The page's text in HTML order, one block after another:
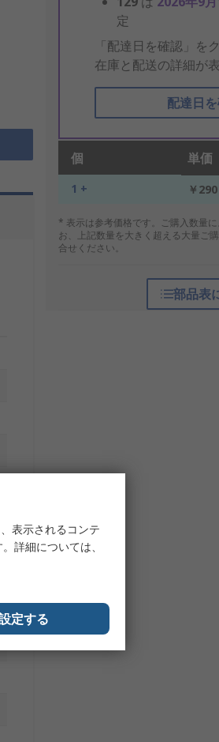
定
「配達日を確認」を
在庫と配送の詳細が
配達日
個 単価
1 + ￥290
* 表示は参考価格です。ご購入数量
お、上記数量を大きく超える大量ご
合せください。
部品表
表示されるコンテ
詳細については、
定する